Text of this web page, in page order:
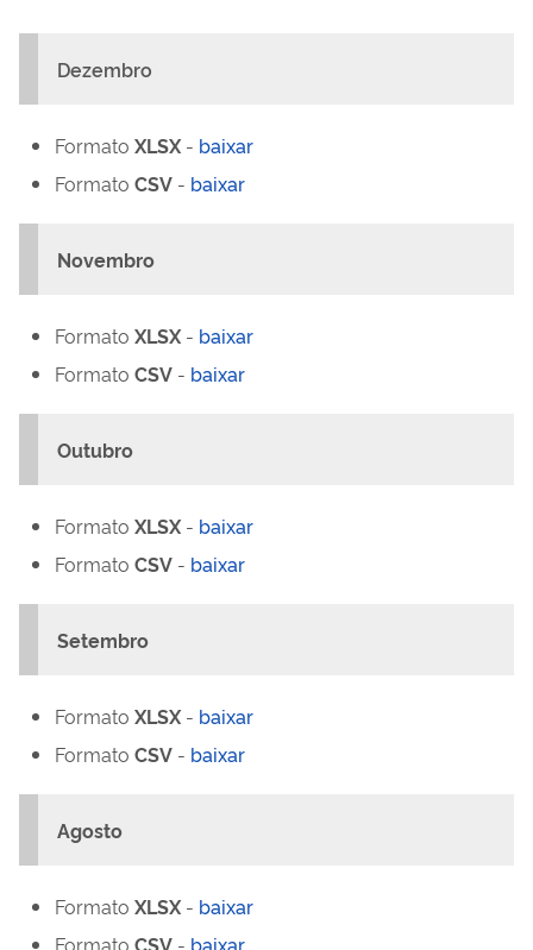
Dezembro
Formato XLSX - baixar
Formato CSV - baixar
Novembro
Formato XLSX - baixar
Formato CSV - baixar
Outubro
Formato XLSX - baixar
Formato CSV - baixar
Setembro
Formato XLSX - baixar
Formato CSV - baixar
Agosto
Formato XLSX - baixar
Formato CSV - baixar